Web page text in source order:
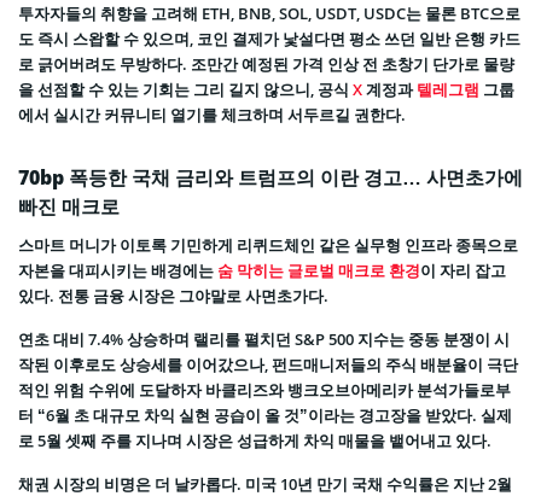
투자자들의 취향을 고려해 ETH, BNB, SOL, USDT, USDC는 물론 BTC으로
도 즉시 스왑할 수 있으며, 코인 결제가 낯설다면 평소 쓰던 일반 은행 카드
로 긁어버려도 무방하다. 조만간 예정된 가격 인상 전 초창기 단가로 물량
을 선점할 수 있는 기회는 그리 길지 않으니, 공식 X계정과텔레그램 그룹
에서 실시간 커뮤니티 열기를 체크하며 서두르길 권한다.
70bp 폭등한 국채 금리와 트럼프의 이란 경고… 사면초가에
빠진 매크로
스마트 머니가 이토록 기민하게 리퀴드체인 같은 실무형 인프라 종목으로
자본을 대피시키는 배경에는 숨 막히는 글로벌 매크로 환경이 자리 잡고
있다. 전통 금융 시장은 그야말로 사면초가다.
연초 대비 7.4% 상승하며 랠리를 펼치던 S&P 500 지수는 중동 분쟁이 시
작된 이후로도 상승세를 이어갔으나, 펀드매니저들의 주식 배분율이 극단
적인 위험 수위에 도달하자 바클리즈와 뱅크오브아메리카 분석가들로부
터 “6월 초 대규모 차익 실현 공습이 올 것”이라는 경고장을 받았다. 실제
로 5월 셋째 주를 지나며 시장은 성급하게 차익 매물을 뱉어내고 있다.
채권 시장의 비명은 더 날카롭다. 미국 10년 만기 국채 수익률은 지난 2월